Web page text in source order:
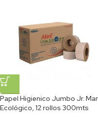
Papel Higienico Jumbo Jr.
Ecológico, 12 rollos 300mts